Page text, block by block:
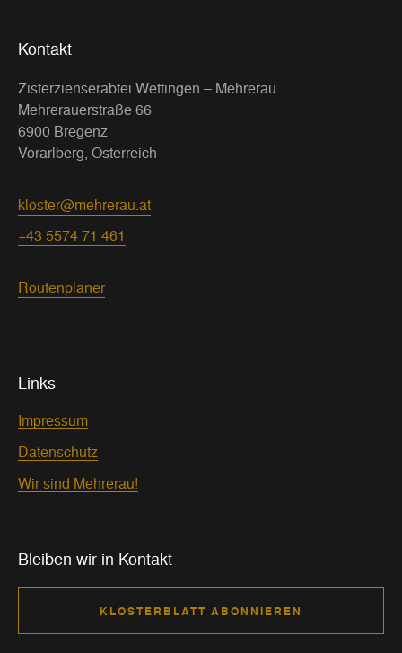
Kontakt
Zisterzienserabtei Wettingen – Mehrerau
Mehrerauerstraße 66
6900 Bregenz
Vorarlberg, Österreich
kloster@mehrerau.at
+43 5574 71 461
Routenplaner
Links
Impressum
Datenschutz
Wir sind Mehrerau!
Bleiben wir in Kontakt
KLOSTERBLATT ABONNIEREN